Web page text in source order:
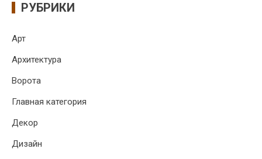
РУБРИКИ
Арт
Архитектура
Ворота
Главная категория
Декор
Дизайн